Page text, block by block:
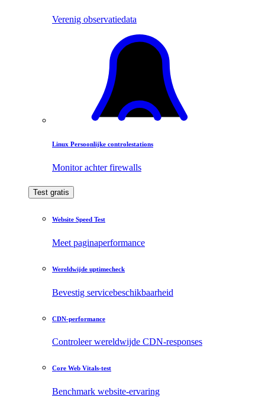
Verenig observatiedata
Linux Persoonlijke controlestations
Monitor achter firewalls
Test gratis
Website Speed Test
Meet paginaperformance
Wereldwijde uptimecheck
Bevestig servicebeschikbaarheid
CDN-performance
Controleer wereldwijde CDN-responses
Core Web Vitals-test
Benchmark website-ervaring